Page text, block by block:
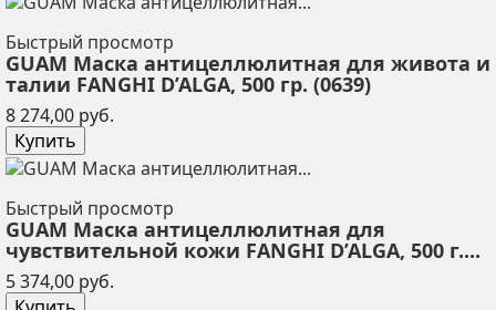
Быстрый просмотр
GUAM Маска антицеллюлитная для живота и
талии FANGHI D’ALGA, 500 гр. (0639)
8 274,00 руб.
Купить
Быстрый просмотр
GUAM Маска антицеллюлитная для
чувствительной кожи FANGHI D’ALGA, 500 г....
5 374,00 руб.